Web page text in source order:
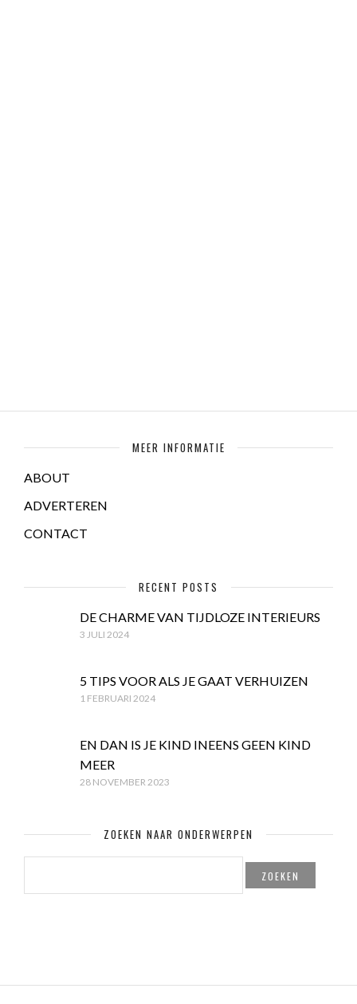
MEER INFORMATIE
ABOUT
ADVERTEREN
CONTACT
RECENT POSTS
DE CHARME VAN TIJDLOZE INTERIEURS
3 JULI 2024
5 TIPS VOOR ALS JE GAAT VERHUIZEN
1 FEBRUARI 2024
EN DAN IS JE KIND INEENS GEEN KIND
MEER
28 NOVEMBER 2023
ZOEKEN NAAR ONDERWERPEN
ZOEKEN